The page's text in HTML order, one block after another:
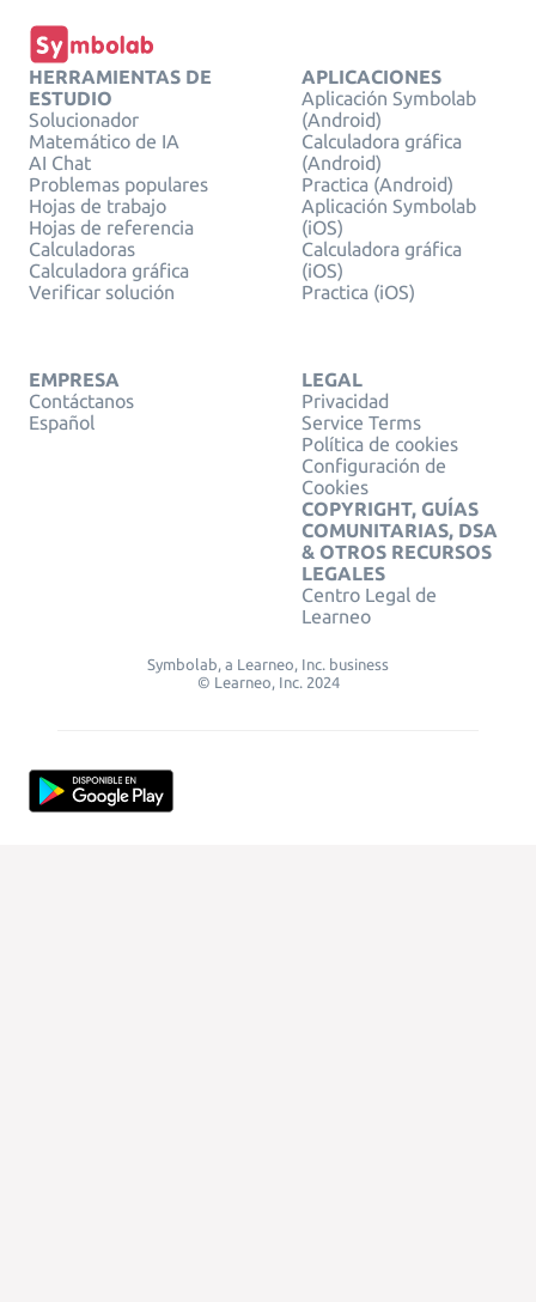
HERRAMIENTAS DE
ESTUDIO
Solucionador
Matemático de IA
AI Chat
Problemas populares
Hojas de trabajo
Hojas de referencia
Calculadoras
Calculadora gráfica
Verificar solución
APLICACIONES
Aplicación Symbolab
(Android)
Calculadora gráfica
(Android)
Practica (Android)
Aplicación Symbolab
(iOS)
Calculadora gráfica
(iOS)
Practica (iOS)
EMPRESA
Contáctanos
Español
LEGAL
Privacidad
Service Terms
Política de cookies
Configuración de
Cookies
COPYRIGHT, GUÍAS
COMUNITARIAS, DSA
& OTROS RECURSOS
LEGALES
Centro Legal de
Learneo
Symbolab, a Learneo, Inc. business
© Learneo, Inc. 2024